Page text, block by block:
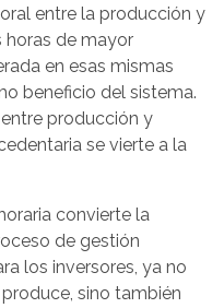
entre la producción y
horas de mayor
en esas mismas
beneficio del sistema.
producción y
se vierte a la
convierte la
de gestión
los inversores, ya no
sino también